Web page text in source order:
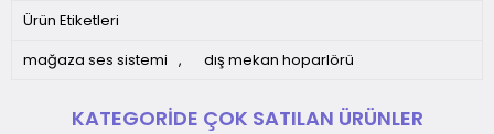
Ürün Etiketleri
mağaza ses sistemi , dış mekan hoparlörü
KATEGORIDE ÇOK SATILAN ÜRÜNLER